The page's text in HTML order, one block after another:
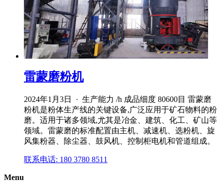
雷蒙磨粉机
2024年1月3日 · 生产能力 /h 成品细度 80600目 雷蒙磨
粉机是粉体生产线的关键设备,广泛应用于矿石物料的粉
磨。适用于诸多领域,尤其是冶金、建筑、化工、矿山等
领域。雷蒙磨的标准配置由主机、减速机、选粉机、旋
风集粉器、除尘器、鼓风机、控制柜电机和管道组成。
联系电话: 180 3780 8511
Menu